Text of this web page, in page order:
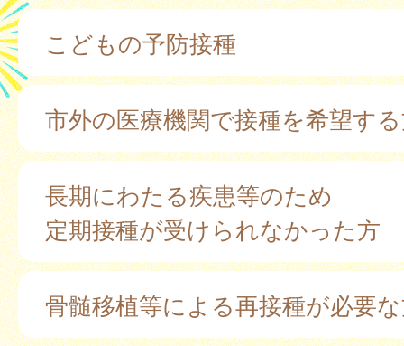
こどもの予防接種
市外の医療機関で接種を希望す
長期にわたる疾患等のため
定期接種が受けられなかった方
骨髄移植等による再接種が必要